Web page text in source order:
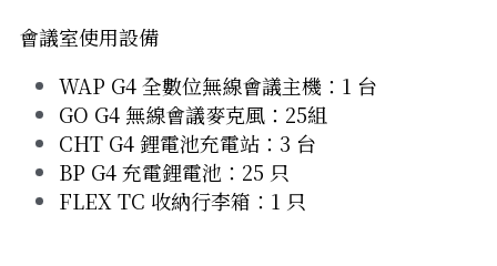
會議室使用設備
WAP G4 全數位無線會議主機：1 台
GO G4 無線會議麥克風：25組
CHT G4 鋰電池充電站：3 台
BP G4 充電鋰電池：25 只
FLEX TC 收納行李箱：1 只